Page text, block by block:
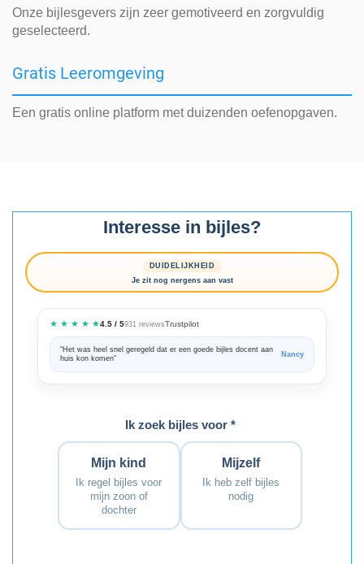
Onze bijlesgevers zijn zeer gemotiveerd en zorgvuldig
geselecteerd.
Gratis Leeromgeving
Een gratis online platform met duizenden oefenopgaven.
Interesse in bijles?
DUIDELIJKHEID
Je zit nog nergens aan vast
★ ★ ★ ★ ★4.5 / 5931 reviewsTrustpilot
“Het was heel snel geregeld dat er een goede bijles docent aan
huis kon komen”
Nancy
Ik zoek bijles voor *
Mijn kind
Ik regel bijles voor
mijn zoon of
dochter
Mijzelf
Ik heb zelf bijles
nodig